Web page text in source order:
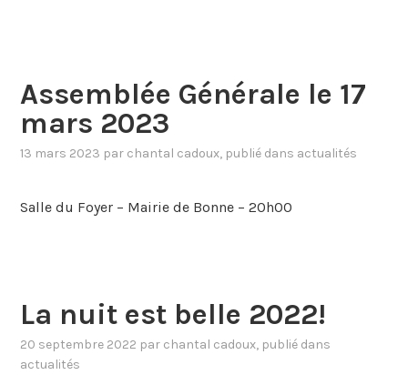
Assemblée Générale le 17
mars 2023
13 mars 2023 par chantal cadoux, publié dans actualités
Salle du Foyer – Mairie de Bonne – 20h00
La nuit est belle 2022!
20 septembre 2022 par chantal cadoux, publié dans
actualités